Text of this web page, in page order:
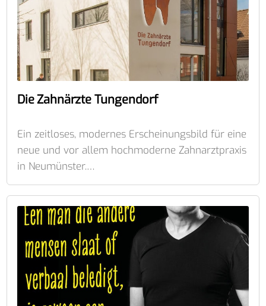
Die Zahnärzte Tungendorf
Ein zeitloses, modernes Erscheinungsbild für eine
neue und vor allem hochmoderne Zahnarztpraxis
in Neumünster.…